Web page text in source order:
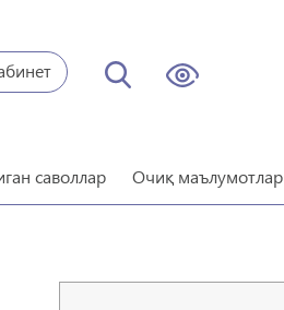
саволлар Очиқ маълумотлар